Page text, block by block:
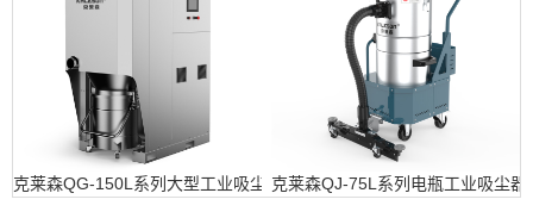
克莱森QG-150L系列大型工业吸尘设备克莱森QJ-75L系列电瓶工业吸尘器